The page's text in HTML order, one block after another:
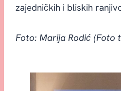
zajedničkih i bliskih
Foto: Marija Rodić (Foto